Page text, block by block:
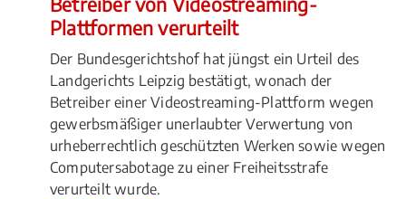
Plattformen verurteilt
Der Bundesgerichtshof hat jüngst ein Urteil des
Landgerichts Leipzig bestätigt, wonach der
Betreiber einer Videostreaming-Plattform wegen
gewerbsmäßiger unerlaubter Verwertung von
urheberrechtlich geschützten Werken sowie wegen
Computersabotage zu einer Freiheitsstrafe
verurteilt wurde.